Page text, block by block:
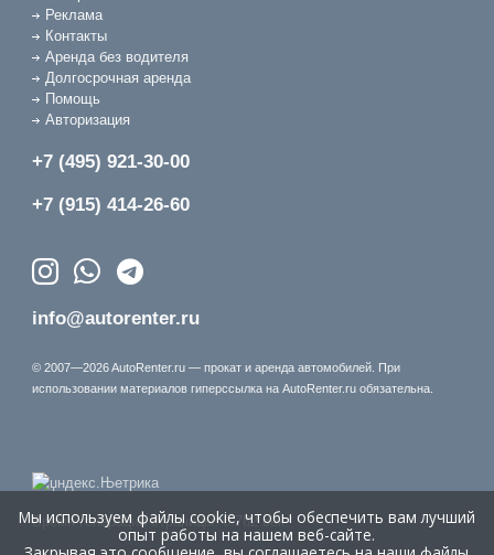
Реклама
Контакты
Аренда без водителя
Долгосрочная аренда
Помощь
Авторизация
+7 (495) 921-30-00
+7 (915) 414-26-60
info@autorenter.ru
© 2007—2026 AutoRenter.ru — прокат и аренда автомобилей. При
использовании материалов гиперссылка на AutoRenter.ru обязательна.
Время генерации страницы: 0.782 сек.
Мы используем файлы cookie, чтобы обеспечить вам лучший
опыт работы на нашем веб-сайте.